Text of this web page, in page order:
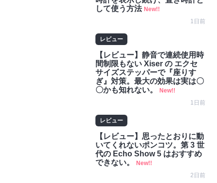
して使う方法 New!!
1日前
レビュー
【レビュー】静音で連続使用時
間制限もない Xiser の エクセ
サイズステッパーで『座りす
ぎ』対策。最大の効果は実は〇
〇かも知れない。
New!!
1日前
レビュー
【レビュー】思ったとおりに動
いてくれないポンコツ。第 3 世
代の Echo Show 5 はおすすめ
できない。
New!!
2日前